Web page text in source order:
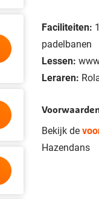
Faciliteiten:
padelbanen
Lessen:
Leraren:
Bekijk de
Hazendans